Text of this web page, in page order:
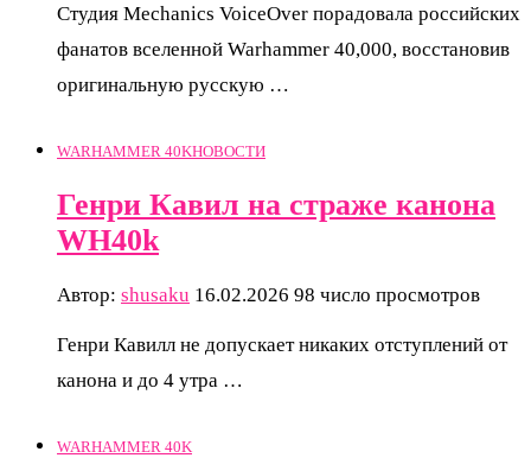
Студия Mechanics VoiceOver порадовала российских
фанатов вселенной Warhammer 40,000, восстановив
оригинальную русскую …
WARHAMMER 40KНОВОСТИ
Генри Кавил на страже канона
WH40k
Автор: shusaku 16.02.2026 98 число просмотров
Генри Кавилл не допускает никаких отступлений от
канона и до 4 утра …
WARHAMMER 40K